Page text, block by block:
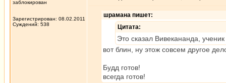
заблокирован
Зарегистрирован: 08.02.2011
Суждений: 538
шрамана пишет:
Цитата:
Это сказал Вивекананда,
вот блин, ну этож совсем другое
Будд готов!
всегда готов!